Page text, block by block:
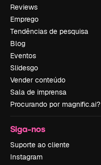
Reviews
Emprego
Tendências de pesquisa
Blog
Eventos
Slidesgo
Vender conteúdo
Sala de imprensa
Procurando por magnific.ai?
Siga-nos
Suporte ao cliente
Instagram